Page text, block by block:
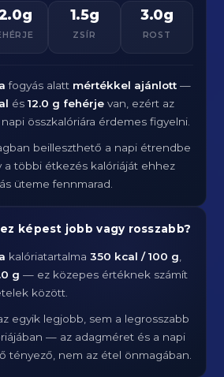
1.5g
ZSÍR
3.0g
ROST
fogyás alatt mértékkel ajánlott —
és12.0 g fehérje van, ezért az
összkalóriára érdemes figyelni.
beilleszthető a napi étrendbe
a többi étkezés kalóriáját ehhez
üteme fennmarad.
képest jobb vagy rosszabb?
kalóriatartalma350 kcal / 100 g
g — ez közepes értéknek számít
között.
egyik legjobb, sem a legrosszabb
— az adagméret és a napi
tényező, nem az étel önmagában.